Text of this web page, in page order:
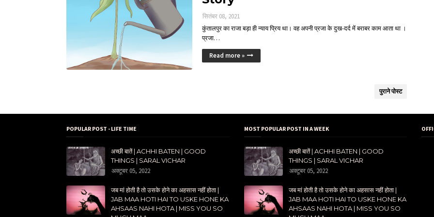
सितंबर 08, 2021
कुंतालपुर का राजा बड़ा ही न्याय प्रिय था। वह अपनी प्रजा के दुख-दर्द में बराबर काम आता था ।
प्रजा…
Read more »
पुराने पोस्ट
POPULAR POST - LIFE TIME
अच्छी बातें | ACHHI BATEN | GOOD
THINGS | SARAL VICHAR
अक्टूबर 05, 2022
जब मां होती है तो उसके होने का अहसास नहीं होता |
JAB MAA HOTI HAI TO USKE HONE KA
AHSAAS NAHI HOTA | MISS YOU SO
MOST POPULAR POST IN A WEEK
अच्छी बातें | ACHHI BATEN | GOOD
THINGS | SARAL VICHAR
अक्टूबर 05, 2022
जब मां होती है तो उसके होने का अहसास नहीं होता |
JAB MAA HOTI HAI TO USKE HONE KA
AHSAAS NAHI HOTA | MISS YOU SO